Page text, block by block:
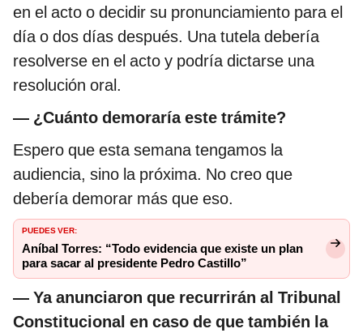
en el acto o decidir su pronunciamiento para el
día o dos días después. Una tutela debería
resolverse en el acto y podría dictarse una
resolución oral.
— ¿Cuánto demoraría este trámite?
Espero que esta semana tengamos la
audiencia, sino la próxima. No creo que
debería demorar más que eso.
PUEDES VER:
Aníbal Torres: “Todo evidencia que existe un plan
para sacar al presidente Pedro Castillo”
— Ya anunciaron que recurrirán al Tribunal
Constitucional en caso de que también la